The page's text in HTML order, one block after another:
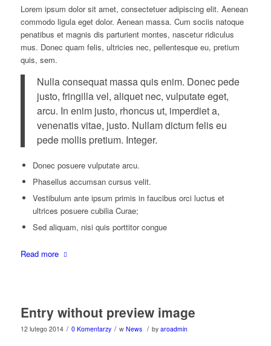
Lorem ipsum dolor sit amet, consectetuer adipiscing elit. Aenean
commodo ligula eget dolor. Aenean massa. Cum sociis natoque
penatibus et magnis dis parturient montes, nascetur ridiculus
mus. Donec quam felis, ultricies nec, pellentesque eu, pretium
quis, sem.
Nulla consequat massa quis enim. Donec pede
justo, fringilla vel, aliquet nec, vulputate eget,
arcu. In enim justo, rhoncus ut, imperdiet a,
venenatis vitae, justo. Nullam dictum felis eu
pede mollis pretium. Integer.
Donec posuere vulputate arcu.
Phasellus accumsan cursus velit.
Vestibulum ante ipsum primis in faucibus orci luctus et
ultrices posuere cubilia Curae;
Sed aliquam, nisi quis porttitor congue
Read more
Entry without preview image
12 lutego 2014 / 0 Komentarzy / w News / by aroadmin